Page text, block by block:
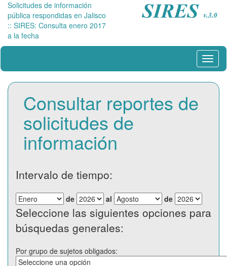
Solicitudes de información
pública respondidas en Jalisco
:: SIRES: Consulta enero 2017
a la fecha
Menú
Consultar reportes de
solicitudes de
información
Intervalo de tiempo:
de al de
Seleccione las siguientes opciones para
búsquedas generales:
Por grupo de sujetos obligados: